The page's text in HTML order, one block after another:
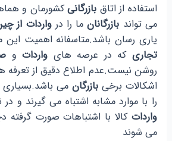
استفاده از اتاق بازرگانیکشورمان و
می تواند بازرگانانما را درواردات از
یاری رسان باشد.متاسفانه اهمیت این
تجاری که در عرصه های وارداتو
روشن نیست.عدم اطلاع دقیق از
اشکالات برخیبازرگان می باشد.بسیاری
را با موارد مشابه اشتباه می گیرند و
واردات کالا با اشتباهات صورت
می شوند